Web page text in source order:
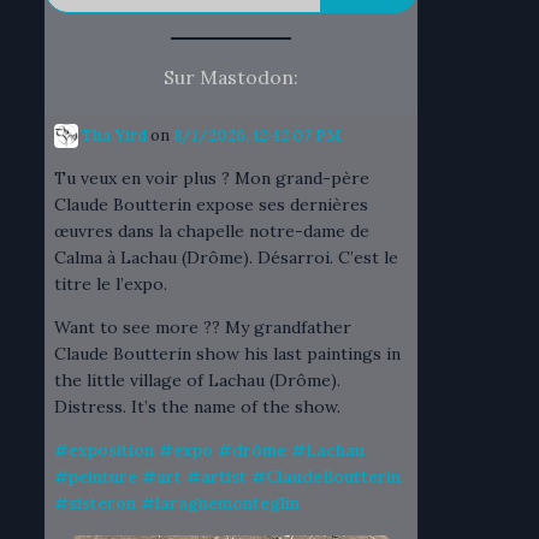
Sur Mastodon:
Tha Yird on 8/1/2026, 12:42:07 PM
Tu veux en voir plus ? Mon grand-père
Claude Boutterin expose ses dernières
œuvres dans la chapelle notre-dame de
Calma à Lachau (Drôme). Désarroi. C’est le
titre le l’expo.
Want to see more ?? My grandfather
Claude Boutterin show his last paintings in
the little village of Lachau (Drôme).
Distress. It’s the name of the show.
#exposition #expo #drôme #Lachau
#peinture #art #artist #ClaudeBoutterin
#sisteron #laragnemonteglin